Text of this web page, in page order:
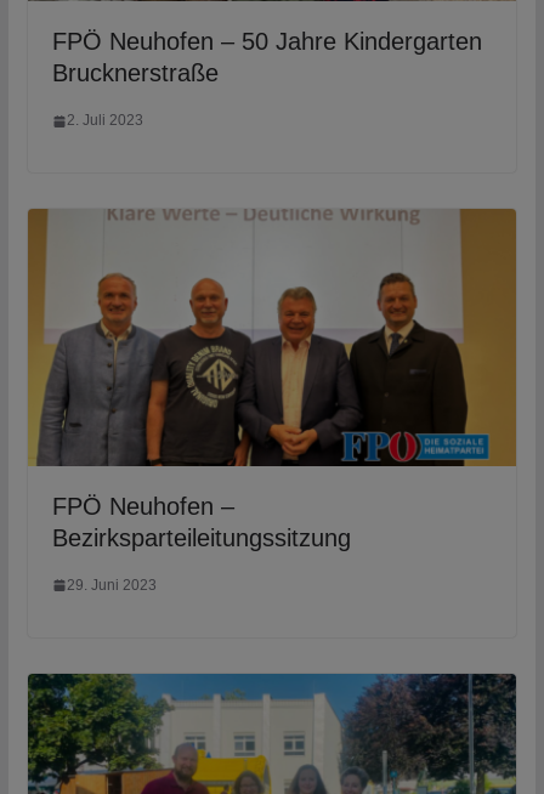
FPÖ Neuhofen – 50 Jahre Kindergarten
Brucknerstraße
2. Juli 2023
FPÖ Neuhofen –
Bezirksparteileitungssitzung
29. Juni 2023